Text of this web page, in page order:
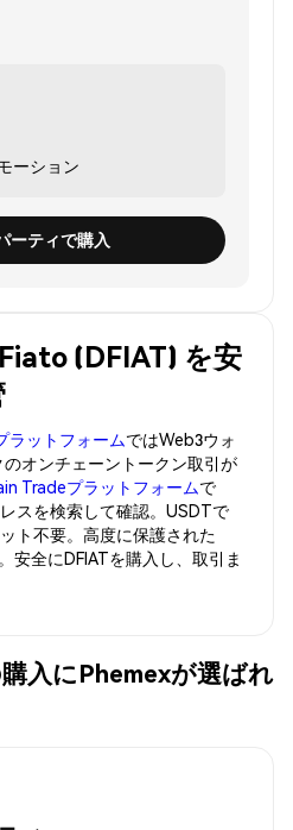
ーション
ーティで購入
(DFIAT) を安
ラットフォームではWeb3ウォ
オンチェーントークン取引が
Tradeプラットフォームで
スを検索して確認。USDTで
ト不要。高度に保護された
安全にDFIATを購入し、取引ま
入にPhemexが選ばれ